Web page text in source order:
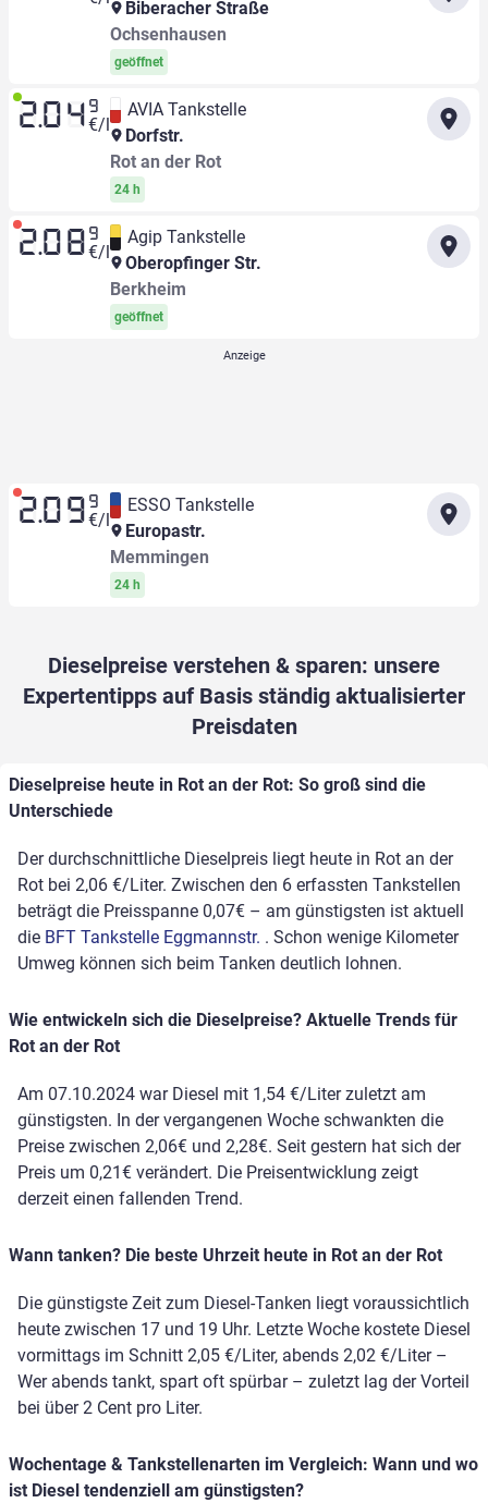
Biberacher Straße
Ochsenhausen
geöffnet
2.04 9
€/l
AVIA Tankstelle
Dorfstr.
Rot an der Rot
24 h
2.08 9
€/l
Agip Tankstelle
Oberopfinger Str.
Berkheim
geöffnet
2.09 9
€/l
ESSO Tankstelle
Europastr.
Memmingen
24 h
Dieselpreise verstehen & sparen: unsere
Expertentipps auf Basis ständig aktualisierter
Preisdaten
Dieselpreise heute in Rot an der Rot: So groß sind die
Unterschiede
Der durchschnittliche Dieselpreis liegt heute in Rot an der
Rot bei 2,06 €/Liter. Zwischen den 6 erfassten Tankstellen
beträgt die Preisspanne 0,07€ – am günstigsten ist aktuell
die BFT Tankstelle Eggmannstr. . Schon wenige Kilometer
Umweg können sich beim Tanken deutlich lohnen.
Wie entwickeln sich die Dieselpreise? Aktuelle Trends für
Rot an der Rot
Am 07.10.2024 war Diesel mit 1,54 €/Liter zuletzt am
günstigsten. In der vergangenen Woche schwankten die
Preise zwischen 2,06€ und 2,28€. Seit gestern hat sich der
Preis um 0,21€ verändert. Die Preisentwicklung zeigt
derzeit einen fallenden Trend.
Wann tanken? Die beste Uhrzeit heute in Rot an der Rot
Die günstigste Zeit zum Diesel-Tanken liegt voraussichtlich
heute zwischen 17 und 19 Uhr. Letzte Woche kostete Diesel
vormittags im Schnitt 2,05 €/Liter, abends 2,02 €/Liter –
Wer abends tankt, spart oft spürbar – zuletzt lag der Vorteil
bei über 2 Cent pro Liter.
Wochentage & Tankstellenarten im Vergleich: Wann und wo
ist Diesel tendenziell am günstigsten?